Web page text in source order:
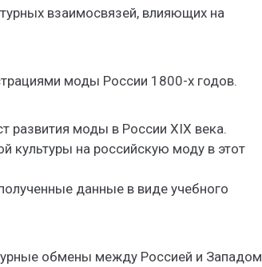
взаимосвязей, влияющих на
моды России 1800-х годов.
развития моды в России XIX века.
культуры на российскую моду в этот
данные в виде учебного
обмены между Россией и Западом